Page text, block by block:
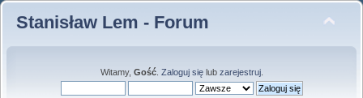
Stanisław Lem - Forum
Witamy, Gość. Zaloguj sięlub zarejestruj.